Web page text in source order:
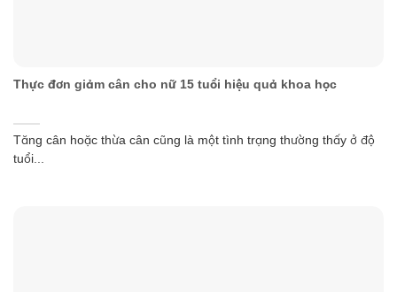
Thực đơn giảm cân cho nữ 15 tuổi hiệu quả khoa học
Tăng cân hoặc thừa cân cũng là một tình trạng thường thấy ở độ
tuổi...